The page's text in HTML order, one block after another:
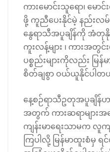
ကားမောင်းသူရော၊ မေ
ဖို့ ကူညီပေးနိုင်မဲ့ နည်းလမ်
နွေရာသီအပူချိန်ကို အံ
ကူးလန့်များ ၊ ကားအတွင်
ပစ္စည်းများကိုလည်း မ
စိတ်ချစွာ ဝယ်ယူနိုင်ပါတယ်
နေ့စဉ်ရာသီဥတုအပူချိန်ဟ
အတွက် ကားဆရာများအ
ကျန်းမာရေးသာမက လူက
ကြပါလို့ မြန်မာထူးစံမှ ရ